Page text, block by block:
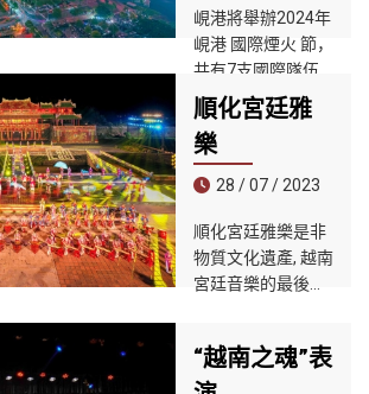
Era）。
峴港將舉辦2024年
峴港 國際煙火 節，
共有7支國際隊伍
參賽，其中包括3
支新隊伍首次亮
相。
順化宮廷雅
樂
28 / 07 / 2023
順化宮廷雅樂是非
物質文化遺產, 越南
宮廷音樂的最後遺
承繼了具有一千多
年曆史的越南音樂
“越南之魂”表